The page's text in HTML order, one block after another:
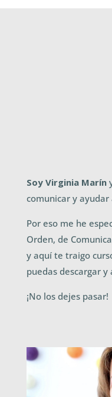
Soy Virginia Marín
comunicar y ayudar
Por eso me he
Orden, de
y aquí te traigo
puedas descargar
¡No los dejes pasar!